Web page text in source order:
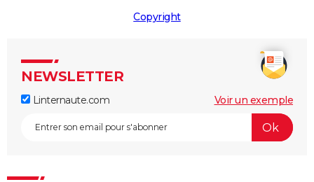
Copyright
NEWSLETTER
Linternaute.com Voir un exemple